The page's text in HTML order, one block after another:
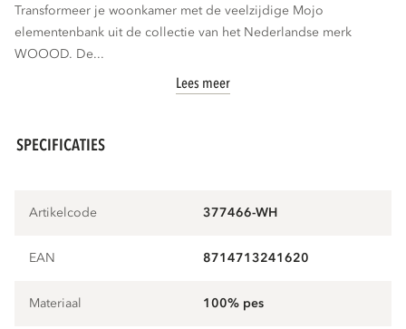
Transformeer je woonkamer met de veelzijdige Mojo
elementenbank uit de collectie van het Nederlandse merk
WOOOD. De...
Lees meer
SPECIFICATIES
Artikelcode 377466-WH
EAN 8714713241620
Materiaal 100% pes